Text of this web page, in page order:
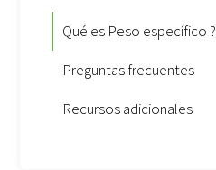
Qué es Peso específico ?
Preguntas frecuentes
Recursos adicionales